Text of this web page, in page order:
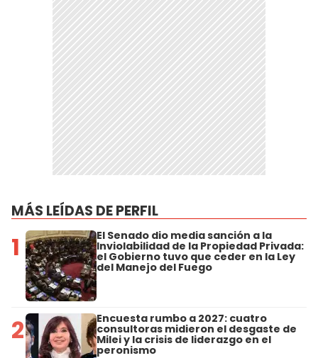
MÁS LEÍDAS DE PERFIL
1 El Senado dio media sanción a la
Inviolabilidad de la Propiedad Privada:
el Gobierno tuvo que ceder en la Ley
del Manejo del Fuego
2 Encuesta rumbo a 2027: cuatro
consultoras midieron el desgaste de
Milei y la crisis de liderazgo en el
peronismo